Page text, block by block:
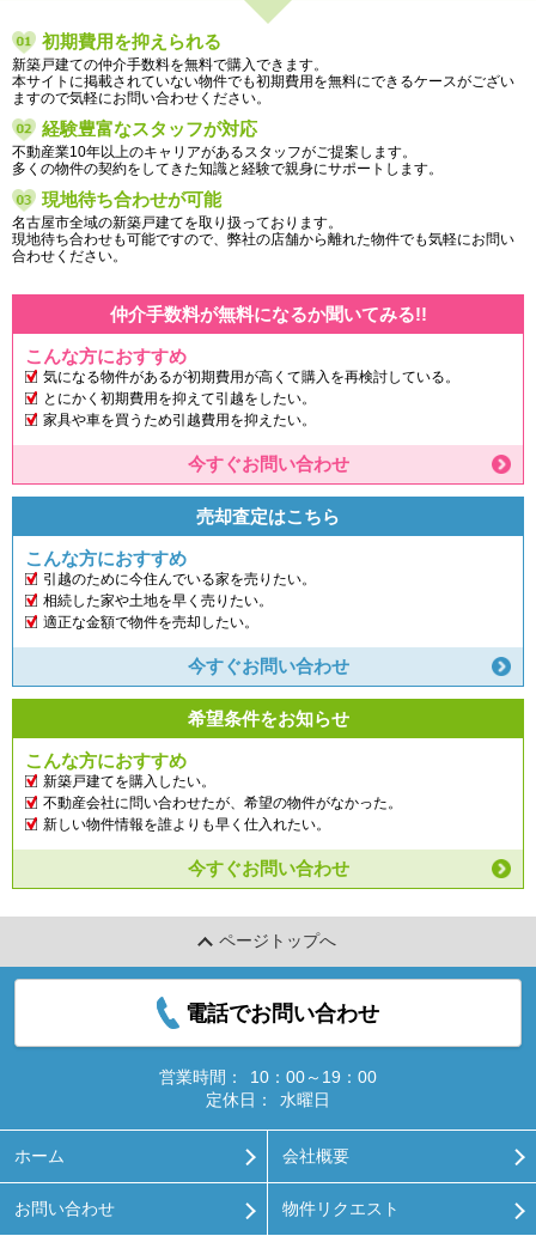
初期費用を抑えられる
新築戸建ての仲介手数料を無料で購入できます。
本サイトに掲載されていない物件でも初期費用を無料にできるケースがござい
ますので気軽にお問い合わせください。
経験豊富なスタッフが対応
不動産業10年以上のキャリアがあるスタッフがご提案します。
多くの物件の契約をしてきた知識と経験で親身にサポートします。
現地待ち合わせが可能
名古屋市全域の新築戸建てを取り扱っております。
現地待ち合わせも可能ですので、弊社の店舗から離れた物件でも気軽にお問い
合わせください。
仲介手数料が無料になるか聞いてみる!!
こんな方におすすめ
気になる物件があるが初期費用が高くて購入を再検討している。
とにかく初期費用を抑えて引越をしたい。
家具や車を買うため引越費用を抑えたい。
今すぐお問い合わせ
売却査定はこちら
こんな方におすすめ
引越のために今住んでいる家を売りたい。
相続した家や土地を早く売りたい。
適正な金額で物件を売却したい。
今すぐお問い合わせ
希望条件をお知らせ
こんな方におすすめ
新築戸建てを購入したい。
不動産会社に問い合わせたが、希望の物件がなかった。
新しい物件情報を誰よりも早く仕入れたい。
今すぐお問い合わせ
ページトップへ
電話でお問い合わせ
営業時間：
10：00～19：00
定休日：
水曜日
ホーム 会社概要
お問い合わせ 物件リクエスト